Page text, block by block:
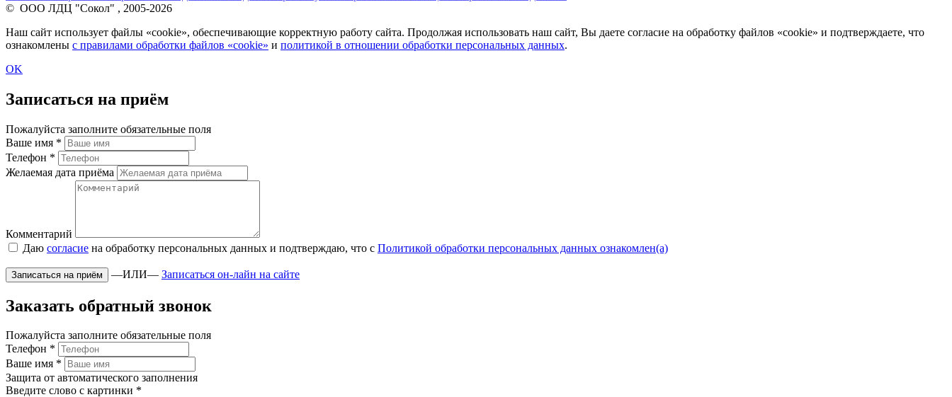
© ООО ЛДЦ "Сокол" , 2005-2026
Наш сайт использует файлы «cookie», обеспечивающие корректную работу сайта. Продолжая использовать наш сайт, Вы даете согласие на обработку файлов «cookie» и подтверждаете, что
ознакомлены с правилами обработки файлов «cookie» и политикой в отношении обработки персональных данных.
OK
Записаться на приём
Пожалуйста заполните обязательные поля
Ваше имя *
Телефон *
Желаемая дата приёма
Комментарий
Даю согласие на обработку персональных данных и подтверждаю, что с Политикой обработки персональных данных ознакомлен(а)
—ИЛИ— Записаться он-лайн на сайте
Заказать обратный звонок
Пожалуйста заполните обязательные поля
Телефон *
Ваше имя *
Защита от автоматического заполнения
Введите слово с картинки *